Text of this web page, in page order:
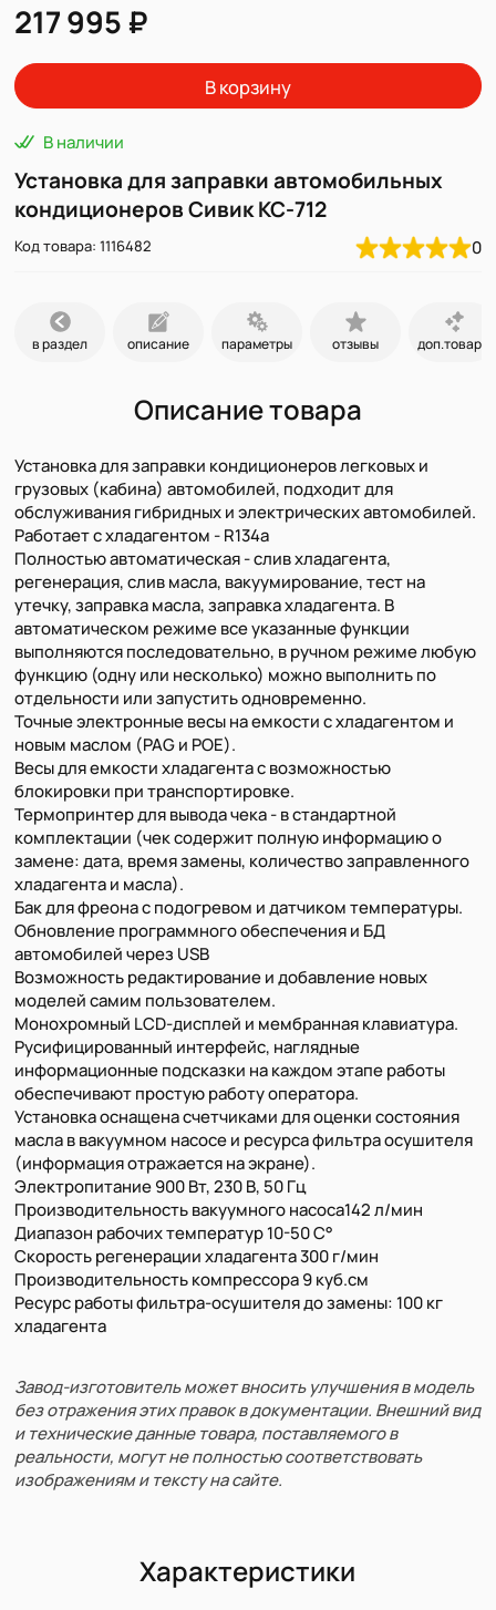
217 995 ₽
В корзину
В наличии
Установка для заправки автомобильных
кондиционеров Сивик КС-712
Код товара: 1116482 0
в раздел описание параметры отзывы доп.товары
Описание товара
Установка для заправки кондиционеров легковых и
грузовых (кабина) автомобилей, подходит для
обслуживания гибридных и электрических автомобилей.
Работает с хладагентом - R134a
Полностью автоматическая - слив хладагента,
регенерация, слив масла, вакуумирование, тест на
утечку, заправка масла, заправка хладагента. В
автоматическом режиме все указанные функции
выполняются последовательно, в ручном режиме любую
функцию (одну или несколько) можно выполнить по
отдельности или запустить одновременно.
Точные электронные весы на емкости с хладагентом и
новым маслом (PAG и POE).
Весы для емкости хладагента с возможностью
блокировки при транспортировке.
Термопринтер для вывода чека - в стандартной
комплектации (чек содержит полную информацию о
замене: дата, время замены, количество заправленного
хладагента и масла).
Бак для фреона с подогревом и датчиком температуры.
Обновление программного обеспечения и БД
автомобилей через USB
Возможность редактирование и добавление новых
моделей самим пользователем.
Монохромный LCD-дисплей и мембранная клавиатура.
Русифицированный интерфейс, наглядные
информационные подсказки на каждом этапе работы
обеспечивают простую работу оператора.
Установка оснащена счетчиками для оценки состояния
масла в вакуумном насосе и ресурса фильтра осушителя
(информация отражается на экране).
Электропитание 900 Вт, 230 В, 50 Гц
Производительность вакуумного насоса142 л/мин
Диапазон рабочих температур 10-50 С°
Скорость регенерации хладагента 300 г/мин
Производительность компрессора 9 куб.см
Ресурс работы фильтра-осушителя до замены: 100 кг
хладагента
Завод-изготовитель может вносить улучшения в модель
без отражения этих правок в документации. Внешний вид
и технические данные товара, поставляемого в
реальности, могут не полностью соответствовать
изображениям и тексту на сайте.
Характеристики